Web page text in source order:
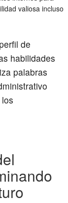
valiosa incluso
de
habilidades
palabras